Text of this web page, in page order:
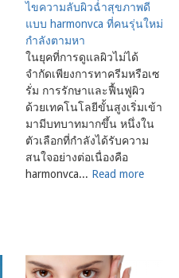
ไขความลับผิวฉ่ำสุขภาพดี
แบบ harmonvca ที่คนรุ่นใหม่
กำลังตามหา
ในยุคที่การดูแลผิวไม่ได้
จำกัดเพียงการทาครีมหรือเซ
รั่ม การรักษาและฟื้นฟูผิว
ด้วยเทคโนโลยีขั้นสูงเริ่มเข้า
มามีบทบาทมากขึ้น หนึ่งใน
ตัวเลือกที่กำลังได้รับความ
สนใจอย่างต่อเนื่องคือ
harmonvca... Read more